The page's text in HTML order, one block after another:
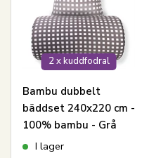
2 x kuddfodral
Bambu dubbelt
bäddset 240x220 cm -
100% bambu - Grå
rutigI lager